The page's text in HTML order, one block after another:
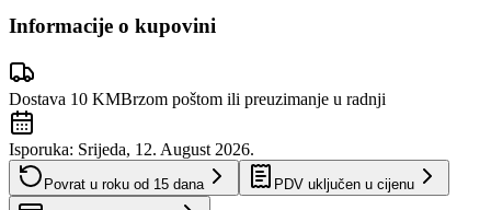
Informacije o kupovini
Dostava 10 KMBrzom poštom ili preuzimanje u radnji
Isporuka: Srijeda, 12. August 2026.
Povrat u roku od 15 dana PDV uključen u cijenu